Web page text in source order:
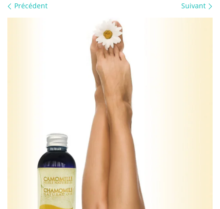
Navigation des images
Précédent Suivant